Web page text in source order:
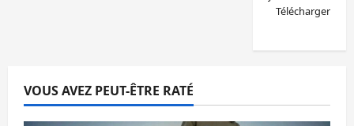
Télécharger
VOUS AVEZ PEUT-ÊTRE RATÉ